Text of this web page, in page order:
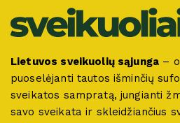
Lietuvos sveikuolių sąjunga –
puoselėjanti tautos išminčių
sveikatos sampratą, jungianti
savo sveikata ir skleidžiančius